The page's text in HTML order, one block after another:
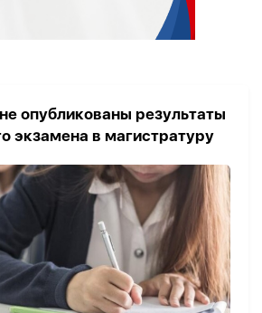
опубликованы результаты
экзамена в магистратуру